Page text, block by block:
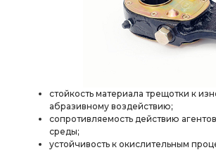
стойкость материала трещотки к
абразивному воздействию;
сопротивляемость действию
среды;
устойчивость к окислительным